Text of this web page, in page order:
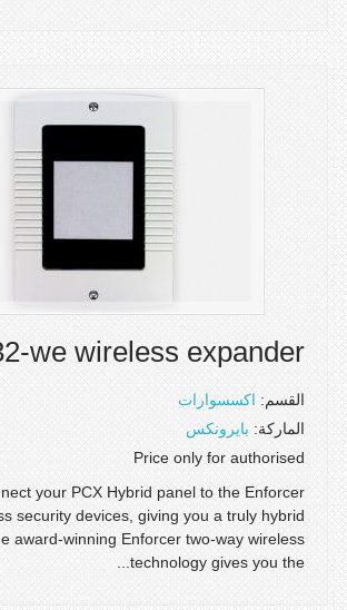
we wireless expander
القسم: اكسسوارات
الماركة: بايرونكس
Price only for authorised
your PCX Hybrid panel to the Enforcer
security devices, giving you a truly hybrid
award-winning Enforcer two-way wireless
technology gives you the...